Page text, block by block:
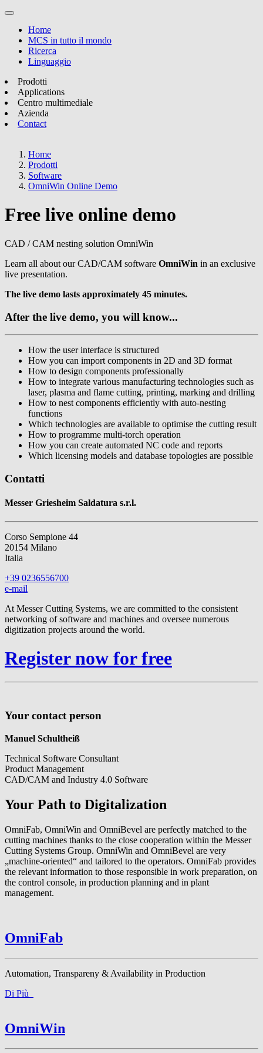
Home
MCS in tutto il mondo
Ricerca
Linguaggio
Prodotti
Applications
Centro multimediale
Azienda
Contact
Home
Prodotti
Software
OmniWin Online Demo
Free live online demo
CAD / CAM nesting solution OmniWin
Learn all about our CAD/CAM software OmniWin in an exclusive
live presentation.
The live demo lasts approximately 45 minutes.
After the live demo, you will know...
How the user interface is structured
How you can import components in 2D and 3D format
How to design components professionally
How to integrate various manufacturing technologies such as
laser, plasma and flame cutting, printing, marking and drilling
How to nest components efficiently with auto-nesting
functions
Which technologies are available to optimise the cutting result
How to programme multi-torch operation
How you can create automated NC code and reports
Which licensing models and database topologies are possible
Contatti
Messer Griesheim Saldatura s.r.l.
Corso Sempione 44
20154 Milano
Italia
+39 0236556700
e-mail
At Messer Cutting Systems, we are committed to the consistent
networking of software and machines and oversee numerous
digitization projects around the world.
Register now for free
Your contact person
Manuel Schultheiß
Technical Software Consultant
Product Management
CAD/CAM and Industry 4.0 Software
Your Path to Digitalization
OmniFab, OmniWin and OmniBevel are perfectly matched to the
cutting machines thanks to the close cooperation within the Messer
Cutting Systems Group. OmniWin and OmniBevel are very
„machine-oriented“ and tailored to the operators. OmniFab provides
the relevant information to those responsible in work preparation, on
the control console, in production planning and in plant
management.
OmniFab
Automation, Transpareny & Availability in Production
Di Più
OmniWin